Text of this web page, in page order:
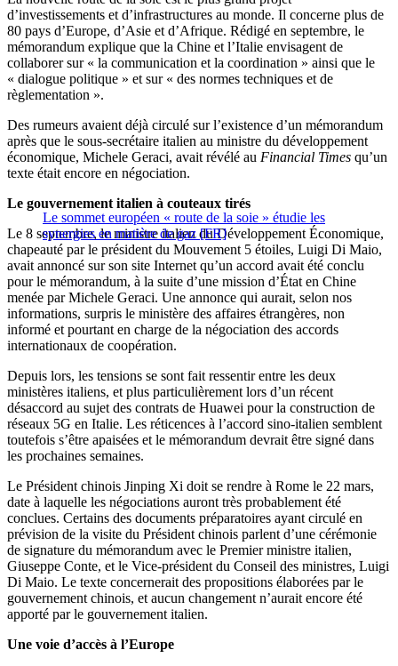
d’investissements et d’infrastructures au monde. Il concerne plus de
80 pays d’Europe, d’Asie et d’Afrique. Rédigé en septembre, le
mémorandum explique que la Chine et l’Italie envisagent de
collaborer sur « la communication et la coordination » ainsi que le
« dialogue politique » et sur « des normes techniques et de
règlementation ».
Des rumeurs avaient déjà circulé sur l’existence d’un mémorandum
après que le sous-secrétaire italien au ministre du développement
économique, Michele Geraci, avait révélé au Financial Times qu’un
texte était encore en négociation.
Le sommet européen « route de la soie » étudie les
synergies en matière de gaz [FR]
Le gouvernement italien à couteaux tirés
Le 8 septembre, le ministre italien du Développement Économique,
chapeauté par le président du Mouvement 5 étoiles, Luigi Di Maio,
avait annoncé sur son site Internet qu’un accord avait été conclu
pour le mémorandum, à la suite d’une mission d’État en Chine
menée par Michele Geraci. Une annonce qui aurait, selon nos
informations, surpris le ministère des affaires étrangères, non
informé et pourtant en charge de la négociation des accords
internationaux de coopération.
Depuis lors, les tensions se sont fait ressentir entre les deux
ministères italiens, et plus particulièrement lors d’un récent
désaccord au sujet des contrats de Huawei pour la construction de
réseaux 5G en Italie. Les réticences à l’accord sino-italien semblent
toutefois s’être apaisées et le mémorandum devrait être signé dans
les prochaines semaines.
Le Président chinois Jinping Xi doit se rendre à Rome le 22 mars,
date à laquelle les négociations auront très probablement été
conclues. Certains des documents préparatoires ayant circulé en
prévision de la visite du Président chinois parlent d’une cérémonie
de signature du mémorandum avec le Premier ministre italien,
Giuseppe Conte, et le Vice-président du Conseil des ministres, Luigi
Di Maio. Le texte concernerait des propositions élaborées par le
gouvernement chinois, et aucun changement n’aurait encore été
apporté par le gouvernement italien.
Une voie d’accès à l’Europe